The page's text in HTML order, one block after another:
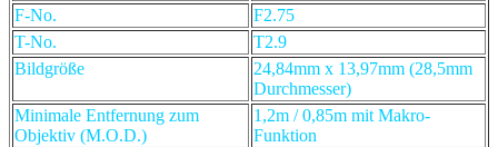
F-No.
F2.75
T-No.
T2.9
Bildgröße
24,84mm x 13,97mm (28,5mm
Durchmesser)
Minimale Entfernung zum
Objektiv (M.O.D.)
1,2m / 0,85m mit Makro-
Funktion